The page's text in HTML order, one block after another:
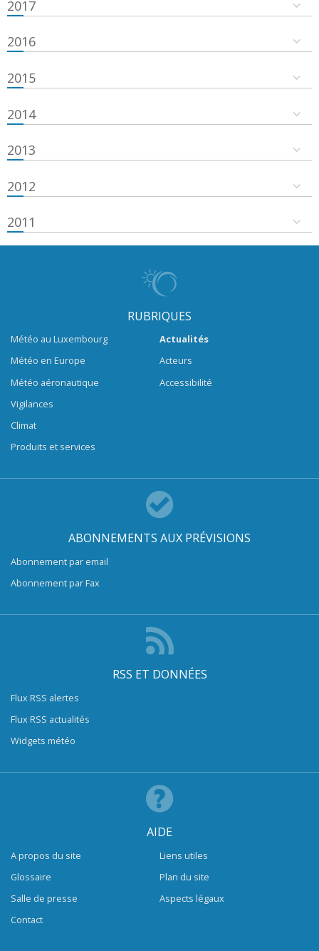
2017
2016
2015
2014
2013
2012
2011
RUBRIQUES
Météo au Luxembourg
Météo en Europe
Météo aéronautique
Vigilances
Climat
Produits et services
Actualités
Acteurs
Accessibilité
ABONNEMENTS AUX PRÉVISIONS
Abonnement par email
Abonnement par Fax
RSS ET DONNÉES
Flux RSS alertes
Flux RSS actualités
Widgets météo
AIDE
A propos du site
Glossaire
Salle de presse
Contact
Liens utiles
Plan du site
Aspects légaux